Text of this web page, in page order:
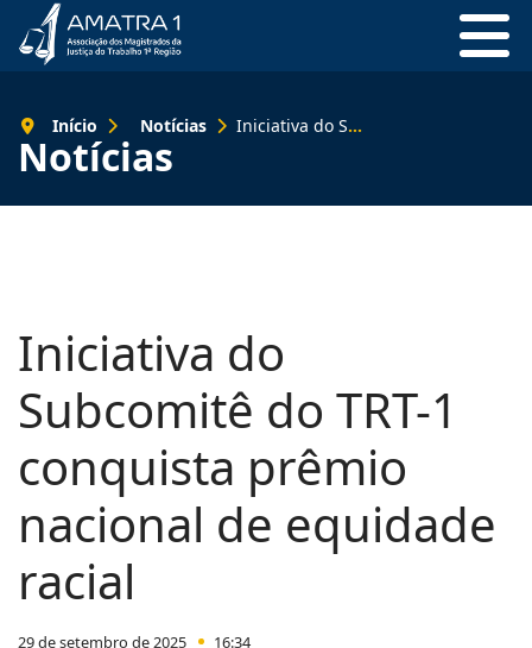
Notícias
Início Notícias Iniciativa do Subcomitê do TRT-1 conquista prêmio nacional de equidade racial
Iniciativa do
Subcomitê do TRT-1
conquista prêmio
nacional de equidade
racial
29 de setembro de 2025 16:34